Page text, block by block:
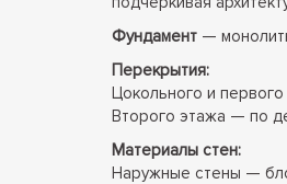
Фундамент —
Перекрытия:
Цокольного и
Второго этажа — по
Материалы стен:
Наружные стены —